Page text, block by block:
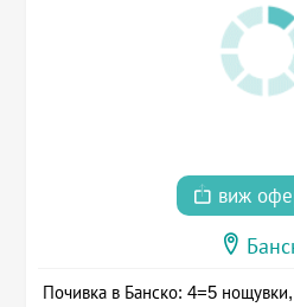
виж
Почивка в Банско: 4=5